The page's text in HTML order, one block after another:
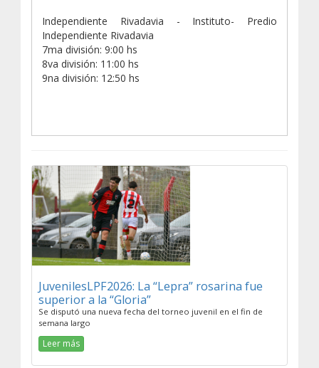
Independiente Rivadavia - Instituto- Predio
Independiente Rivadavia
7ma división: 9:00 hs
​8va división: 11:00 hs
​9na división: 12:50 hs
JuvenilesLPF2026: La “Lepra” rosarina fue
superior a la “Gloria”
Se disputó una nueva fecha del torneo juvenil en el fin de
semana largo
Leer más